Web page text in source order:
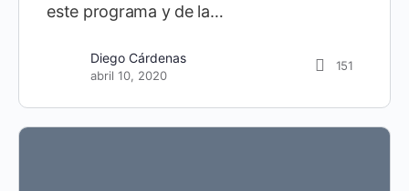
este programa y de la…
Diego Cárdenas
abril 10, 2020
151